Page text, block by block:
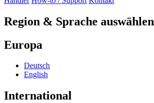
Region & Sprache auswählen
Europa
Deutsch
English
International